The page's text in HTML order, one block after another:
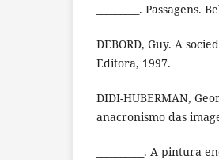
_________.
DEBORD, Guy. A
Editora, 1997.
DIDI-HUBERMAN,
anacronismo das
__________. A pintura